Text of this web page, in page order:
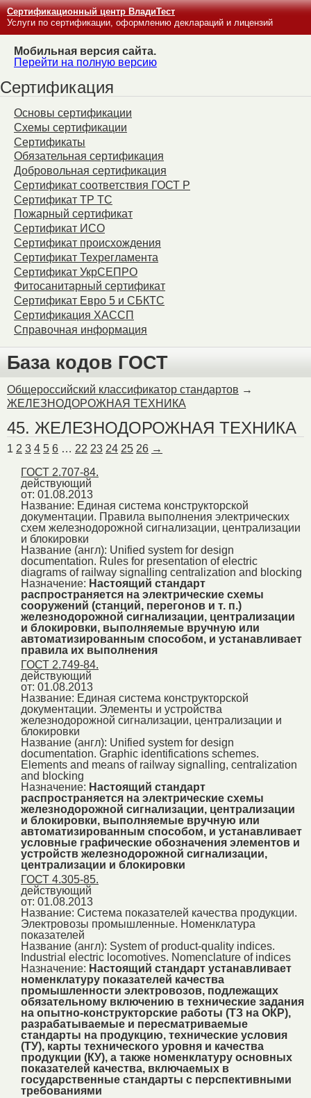
Сертификационный центр ВладиТест
Услуги по сертификации, оформлению деклараций и лицензий
Мобильная версия сайта.
Перейти на полную версию
Сертификация
Основы сертификации
Схемы сертификации
Сертификаты
Обязательная сертификация
Добровольная сертификация
Сертификат соответствия ГОСТ Р
Сертификат ТР ТС
Пожарный сертификат
Сертификат ИСО
Сертификат происхождения
Сертификат Техрегламента
Сертификат УкрСЕПРО
Фитосанитарный сертификат
Сертификат Евро 5 и СБКТС
Сертификация ХАССП
Справочная информация
База кодов ГОСТ
Общероссийский классификатор стандартов →
ЖЕЛЕЗНОДОРОЖНАЯ ТЕХНИКА
45. ЖЕЛЕЗНОДОРОЖНАЯ ТЕХНИКА
1 2 3 4 5 6 … 22 23 24 25 26 →
ГОСТ 2.707-84.
действующий
от: 01.08.2013
Название: Единая система конструкторской
документации. Правила выполнения электрических
схем железнодорожной сигнализации, централизации
и блокировки
Название (англ): Unified system for design
documentation. Rules for presentation of electric
diagrams of railway signalling centralization and blocking
Назначение: Настоящий стандарт
распространяется на электрические схемы
сооружений (станций, перегонов и т. п.)
железнодорожной сигнализации, централизации
и блокировки, выполняемые вручную или
автоматизированным способом, и устанавливает
правила их выполнения
ГОСТ 2.749-84.
действующий
от: 01.08.2013
Название: Единая система конструкторской
документации. Элементы и устройства
железнодорожной сигнализации, централизации и
блокировки
Название (англ): Unified system for design
documentation. Graphic identifications schemes.
Elements and means of railway signalling, centralization
and blocking
Назначение: Настоящий стандарт
распространяется на электрические схемы
железнодорожной сигнализации, централизации
и блокировки, выполняемые вручную или
автоматизированным способом, и устанавливает
условные графические обозначения элементов и
устройств железнодорожной сигнализации,
централизации и блокировки
ГОСТ 4.305-85.
действующий
от: 01.08.2013
Название: Система показателей качества продукции.
Электровозы промышленные. Номенклатура
показателей
Название (англ): System of product-quality indices.
Industrial electric locomotives. Nomenclature of indices
Назначение: Настоящий стандарт устанавливает
номенклатуру показателей качества
промышленности электровозов, подлежащих
обязательному включению в технические задания
на опытно-конструкторские работы (ТЗ на ОКР),
разрабатываемые и пересматриваемые
стандарты на продукцию, технические условия
(ТУ), карты технического уровня и качества
продукции (КУ), а также номенклатуру основных
показателей качества, включаемых в
государственные стандарты с перспективными
требованиями